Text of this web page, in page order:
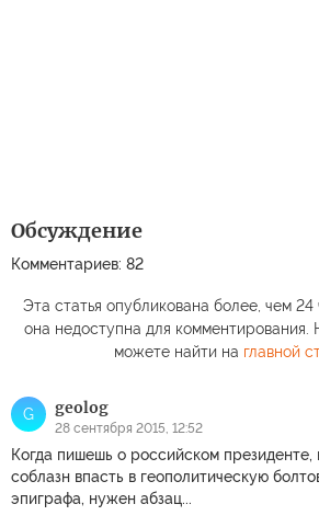
Обсуждение
Комментариев: 82
Эта статья опубликована более, чем 24
она недоступна для
можете найти на главной
G geolog
28 сентября 2015, 12:52
Когда пишешь о российском президенте,
соблазн впасть в геополитическую
эпиграфа, нужен абзац...